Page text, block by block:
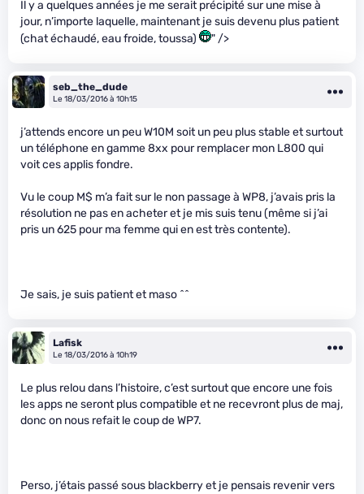
Il y a quelques années je me serait précipité sur une mise à
jour, n’importe laquelle, maintenant je suis devenu plus patient
(chat échaudé, eau froide, toussa)
" />
seb_the_dude
Le 18/03/2016 à 10h15
j’attends encore un peu W10M soit un peu plus stable et surtout
un téléphone en gamme 8xx pour remplacer mon L800 qui
voit ces applis fondre.
Vu le coup M$ m’a fait sur le non passage à WP8, j’avais pris la
résolution ne pas en acheter et je mis suis tenu (même si j’ai
pris un 625 pour ma femme qui en est très contente).
Je sais, je suis patient et maso ^^
Lafisk
Le 18/03/2016 à 10h19
Le plus relou dans l’histoire, c’est surtout que encore une fois
les apps ne seront plus compatible et ne recevront plus de maj,
donc on nous refait le coup de WP7.
Perso, j’étais passé sous blackberry et je pensais revenir vers